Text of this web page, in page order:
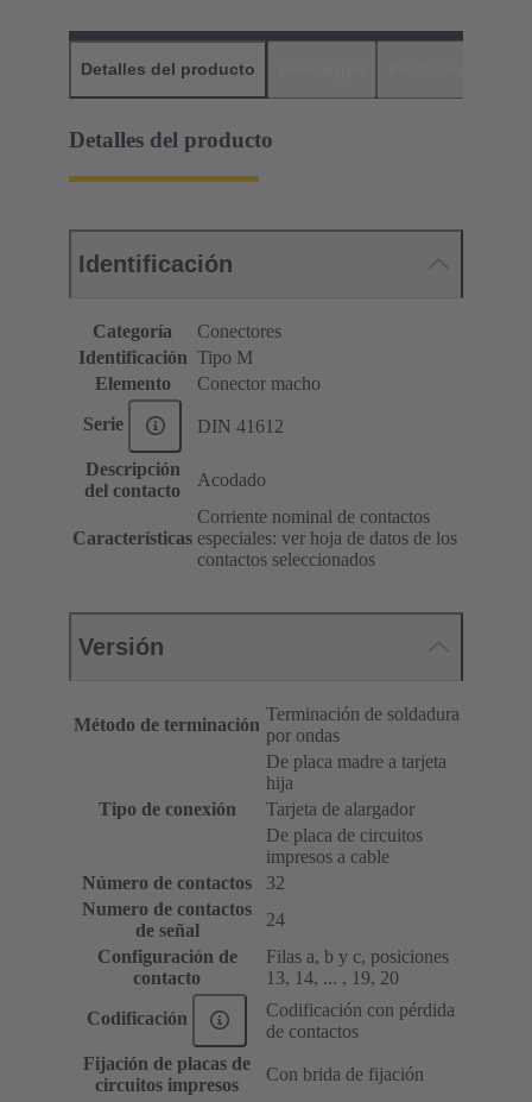
Detalles del producto
Detalles del producto
Identificación
Categoría
Conectores
Identificación Tipo M
Elemento
Conector macho
Serie DIN 41612
Descripción
del contacto
Acodado
Características
Corriente nominal de contactos
especiales: ver hoja de datos de los
contactos seleccionados
Versión
Método de terminación
Terminación de soldadura
por ondas
Tipo de conexión
De placa madre a tarjeta
hija
Tarjeta de alargador
De placa de circuitos
impresos a cable
Número de contactos
32
Numero de contactos
de señal
24
Configuración de
contacto
Filas a, b y c, posiciones
13, 14, ... , 19, 20
Codificación
Codificación con pérdida
de contactos
Fijación de placas de
circuitos impresos
Con brida de fijación